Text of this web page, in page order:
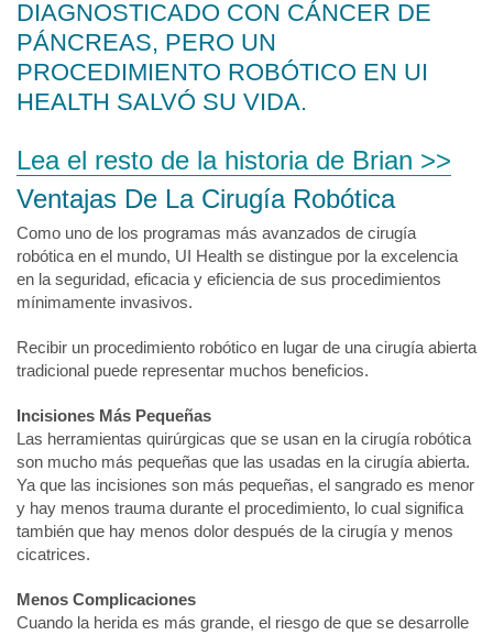
DIAGNOSTICADO CON CÁNCER DE
PÁNCREAS, PERO UN
PROCEDIMIENTO ROBÓTICO EN UI
HEALTH SALVÓ SU VIDA.
Lea el resto de la historia de Brian >>
Ventajas De La Cirugía Robótica
Como uno de los programas más avanzados de cirugía
robótica en el mundo, UI Health se distingue por la excelencia
en la seguridad, eficacia y eficiencia de sus procedimientos
mínimamente invasivos.
Recibir un procedimiento robótico en lugar de una cirugía abierta
tradicional puede representar muchos beneficios.
Incisiones Más Pequeñas
Las herramientas quirúrgicas que se usan en la cirugía robótica
son mucho más pequeñas que las usadas en la cirugía abierta.
Ya que las incisiones son más pequeñas, el sangrado es menor
y hay menos trauma durante el procedimiento, lo cual significa
también que hay menos dolor después de la cirugía y menos
cicatrices.
Menos Complicaciones
Cuando la herida es más grande, el riesgo de que se desarrolle